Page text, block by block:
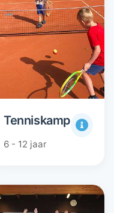
Tenniskamp
6 - 12 jaar